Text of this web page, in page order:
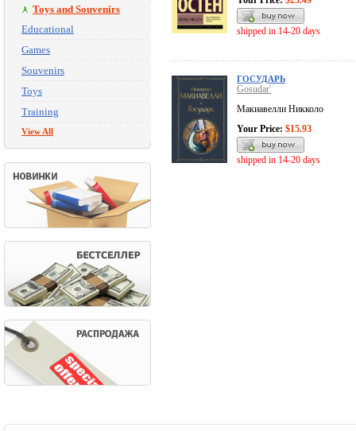
Toys and Souvenirs
Educational
Games
Souvenirs
Toys
Training
View All
shipped in 14-20 days
ГОСУДАРЬ
Gosudar'
Макиавелли Никколо
Your Price: $15.93
shipped in 14-20 days